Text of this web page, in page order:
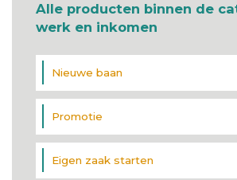
Alle producten binnen de
werk en inkomen
Nieuwe baan
Promotie
Eigen zaak starten